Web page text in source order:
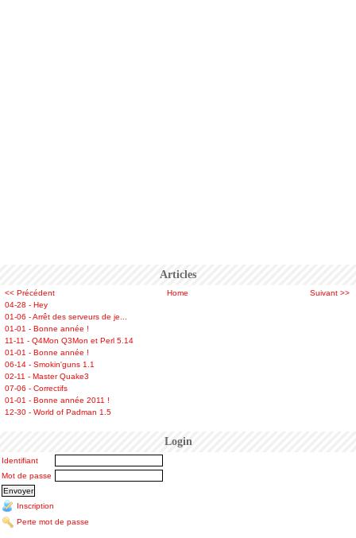
Articles
<< Précédent Home
Suivant >>
04-28 - Hey
01-06 - Arrêt des serveurs de je...
01-01 - Bonne année !
11-11 - Q4Mon Q3Mon et Perl 5.14
01-01 - Bonne année !
06-14 - Smokin'guns 1.1
02-11 - Master Quake3
07-06 - Correctifs
01-01 - Bonne année 2011 !
12-30 - World of Padman 1.5
Login
Identifiant
Mot de passe
Inscription
Perte mot de passe